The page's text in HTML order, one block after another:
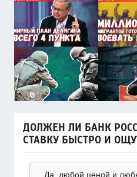
ДОЛЖЕН ЛИ БАНК
СТАВКУ БЫСТРО И